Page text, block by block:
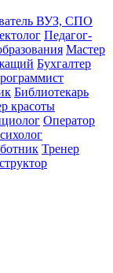
ВУЗ, СПО
Педагог-
Мастер
Бухгалтер
Библиотекарь
красоты
Оператор
Тренер